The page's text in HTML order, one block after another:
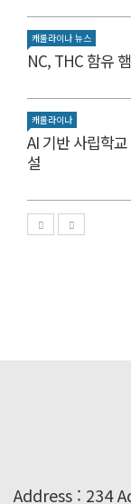
캐롤라이나 뉴스
NC, THC 함유
캐롤라이나
AI 기반 사립학
설
Address : 234